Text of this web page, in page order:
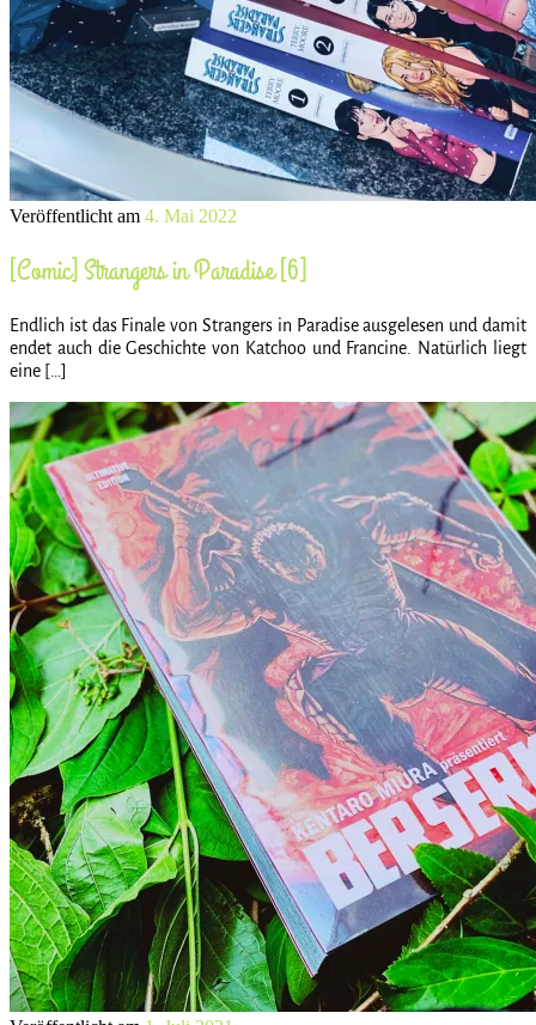
Veröffentlicht am 4. Mai 2022
[Comic] Strangers in Paradise [6]
Endlich ist das Finale von Strangers in Paradise ausgelesen und damit
endet auch die Geschichte von Katchoo und Francine. Natürlich liegt
eine […]